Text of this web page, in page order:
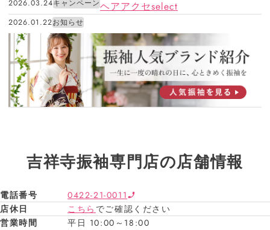
2026.03.24キャンペーンヘアアクセselect
2026.01.22お知らせ
吉祥寺振袖専門店の店舗情報
電話番号
0422-21-0011
店休日
こちら でご確認ください
営業時間
平日 10:00～18:00